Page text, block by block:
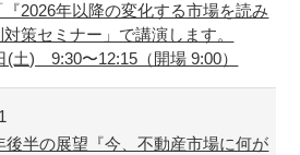
2026年以降の変化する市場を読み
策セミナー」で講演します。
(土) 9:30〜12:15（開場 9:00）
後半の展望『今、不動産市場に何が